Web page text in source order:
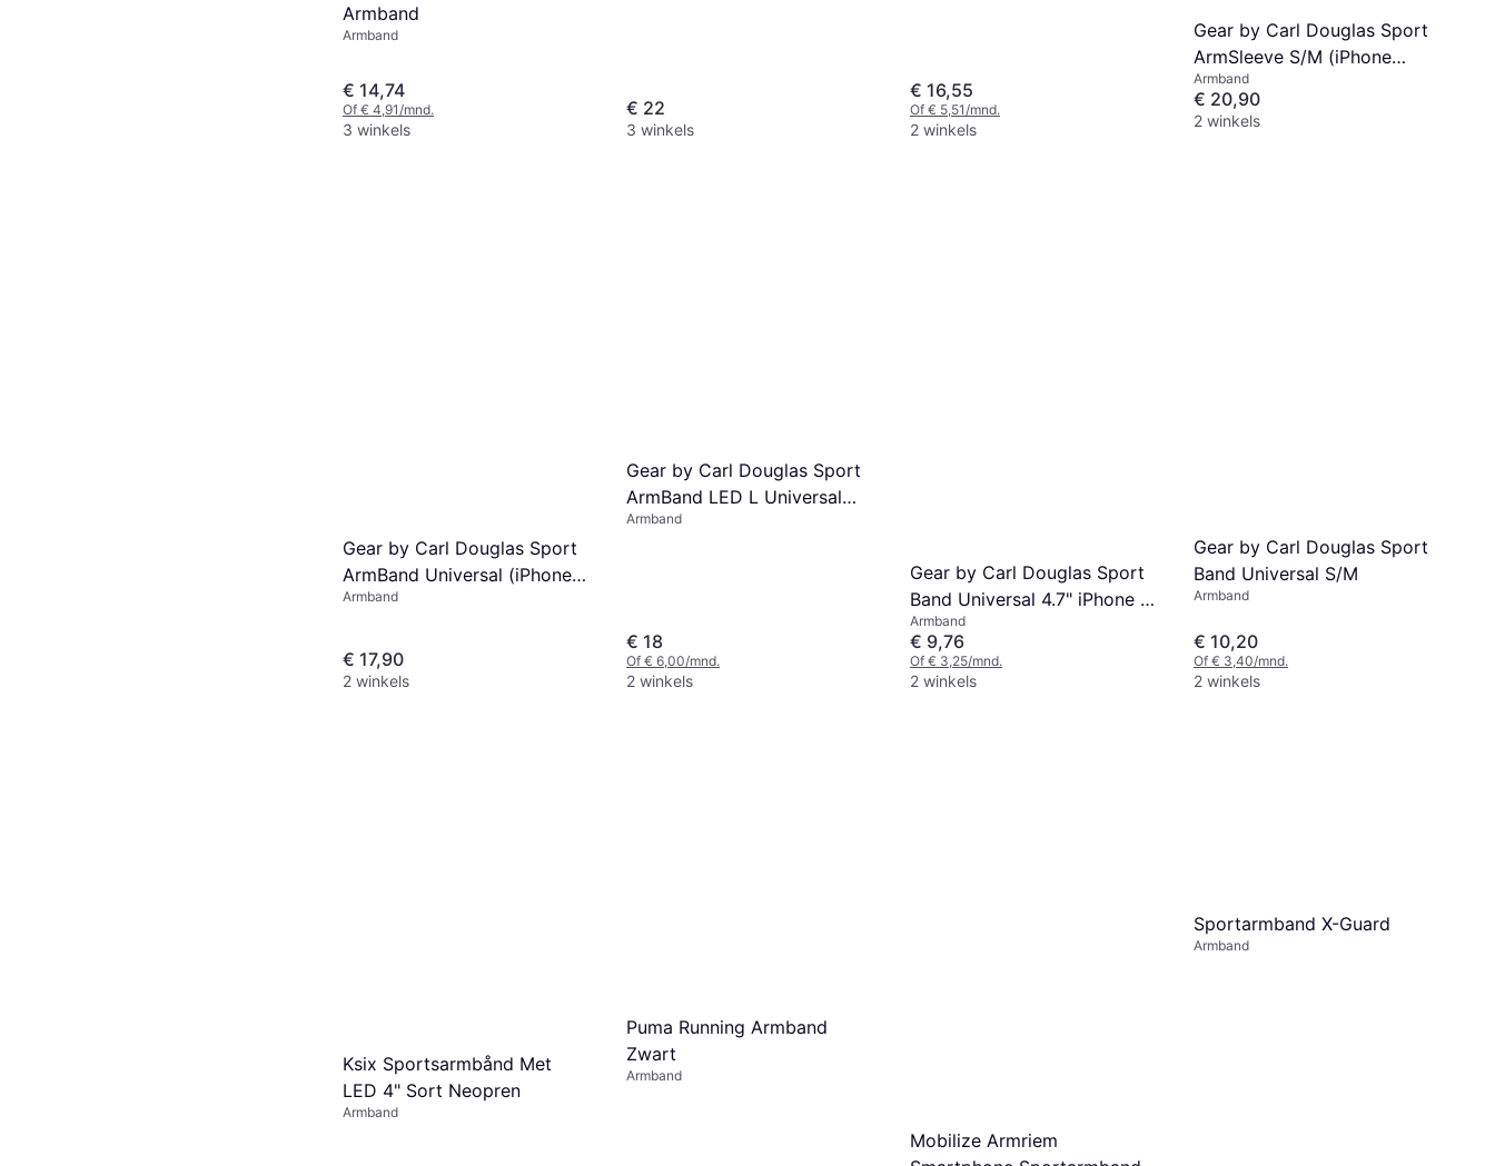
Armband
Armband
€ 14,74
Of € 4,91/mnd.
3 winkels
€ 22
3 winkels
€ 16,55
Of € 5,51/mnd.
2 winkels
Gear by Carl Douglas Sport
ArmSleeve S/M (iPhone
6/6S/7/8)
Armband
€ 20,90
2 winkels
Gear by Carl Douglas Sport
ArmBand Universal (iPhone 6
Plus)
Armband
€ 17,90
2 winkels
Gear by Carl Douglas Sport
ArmBand LED L Universal
(iPhone 5/5S/SE)
Armband
€ 18
Of € 6,00/mnd.
2 winkels
Gear by Carl Douglas Sport
Band Universal 4.7" iPhone 6
7 8
Armband
€ 9,76
Of € 3,25/mnd.
2 winkels
Gear by Carl Douglas Sport
Band Universal S/M
Armband
€ 10,20
Of € 3,40/mnd.
2 winkels
Ksix Sportsarmbånd Met
LED 4" Sort Neopren
Armband
Puma Running Armband
Zwart
Armband
Mobilize Armriem
Sportarmband X-Guard
Armband